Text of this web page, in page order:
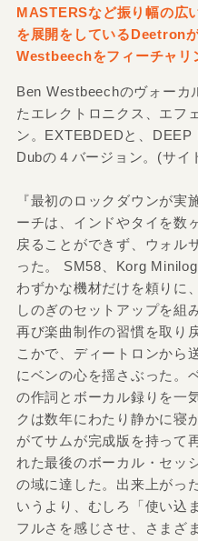
MASTERSなど振り幅の広
を展開をしているDeetron
Westbeechをフィーチャリ
Ben Westbeechのヴォーカ
たエレクトロニクス、エフ
ン。EXTEBDEDと、
Dubの４バージョン。(サイ
『最初のロックダウンが
ーチは、インドやタイを数
戻ることができず、ウォル
った。 SM58、Korg
わずかな機材だけを頼りに
しのぎのセットアップを組
再び楽曲制作の習慣を取り
こかで、ディートロンから
にベンの心を揺さぶった。
の作詞とボーカル録りを一
クは数年にわたり静かに寝
がてサムが完成版を持って
れた最後のボーカル・セッ
の域に達した。出来上がっ
いうより、むしろ「使い込
フルさを感じさせ、さまざ